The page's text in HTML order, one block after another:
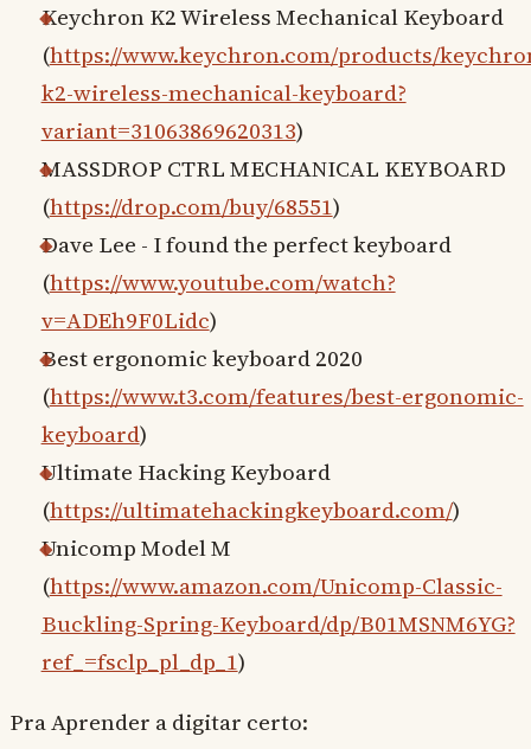
Keychron K2 Wireless Mechanical Keyboard
(https://www.keychron.com/products/
k2-wireless-mechanical-keyboard?
variant=31063869620313)
MASSDROP CTRL MECHANICAL KEYBOARD
(https://drop.com/buy/68551)
Dave Lee - I found the perfect keyboard
(https://www.youtube.com/watch?
v=ADEh9F0Lidc)
Best ergonomic keyboard 2020
(https://www.t3.com/features/best-ergonomic-
keyboard)
Ultimate Hacking Keyboard
(https://ultimatehackingkeyboard.com/)
Unicomp Model M
(https://www.amazon.com/Unicomp-Classic-
Buckling-Spring-Keyboard/dp/B01MSNM6YG?
ref_=fsclp_pl_dp_1)
Pra Aprender a digitar certo: